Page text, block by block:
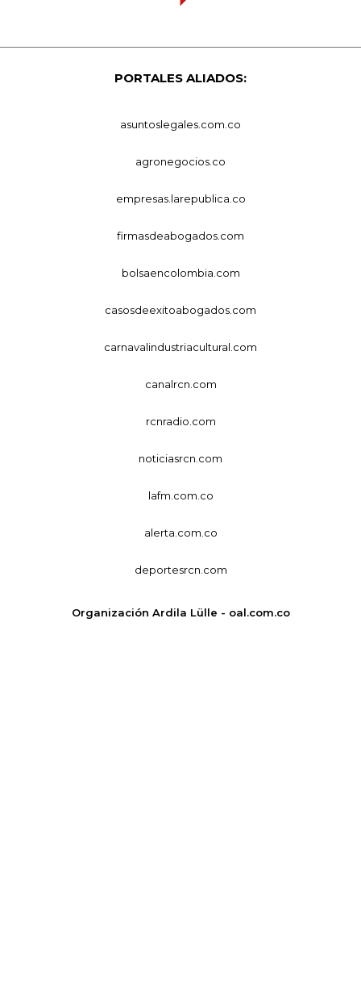
PORTALES ALIADOS:
asuntoslegales.com.co
agronegocios.co
empresas.larepublica.co
firmasdeabogados.com
bolsaencolombia.com
casosdeexitoabogados.com
carnavalindustriacultural.com
canalrcn.com
rcnradio.com
noticiasrcn.com
lafm.com.co
alerta.com.co
deportesrcn.com
Organización Ardila Lülle - oal.com.co